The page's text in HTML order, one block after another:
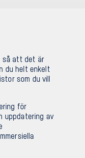
så att det är
du helt enkelt
som du vill
för
uppdatering av